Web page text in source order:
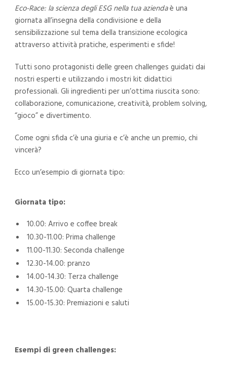
Eco-Race: la scienza degli ESG nella tua aziendaè una
giornata all’insegna della condivisione e della
sensibilizzazione sul tema della transizione ecologica
attraverso attività pratiche, esperimenti e sfide!
Tutti sono protagonisti delle green challenges guidati dai
nostri esperti e utilizzando i mostri kit didattici
professionali. Gli ingredienti per un’ottima riuscita sono:
collaborazione, comunicazione,creatività, problem solving,
“gioco” e divertimento.
Come ogni sfida c’è una giuria e c’è anche un premio, chi
vincerà?
Ecco un’esempio di giornata tipo:
Giornata tipo:
10.00: Arrivo e coffee break
10.30-11.00: Prima challenge
11.00-11.30: Seconda challenge
12.30-14.00: pranzo
14.00-14.30: Terza challenge
14.30-15.00: Quarta challenge
15.00-15.30: Premiazioni e saluti
Esempi di green challenges: